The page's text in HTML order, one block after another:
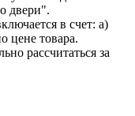
двери".
в счет: а)
цене товара.
рассчитаться за